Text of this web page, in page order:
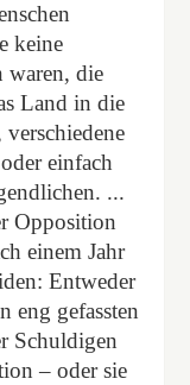
keine
waren, die
Land in die
einfach
...
Opposition
einem Jahr
Entweder
eng gefassten
Schuldigen
– oder sie